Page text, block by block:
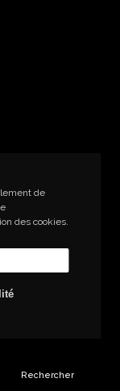
Rechercher
de
des cookies.